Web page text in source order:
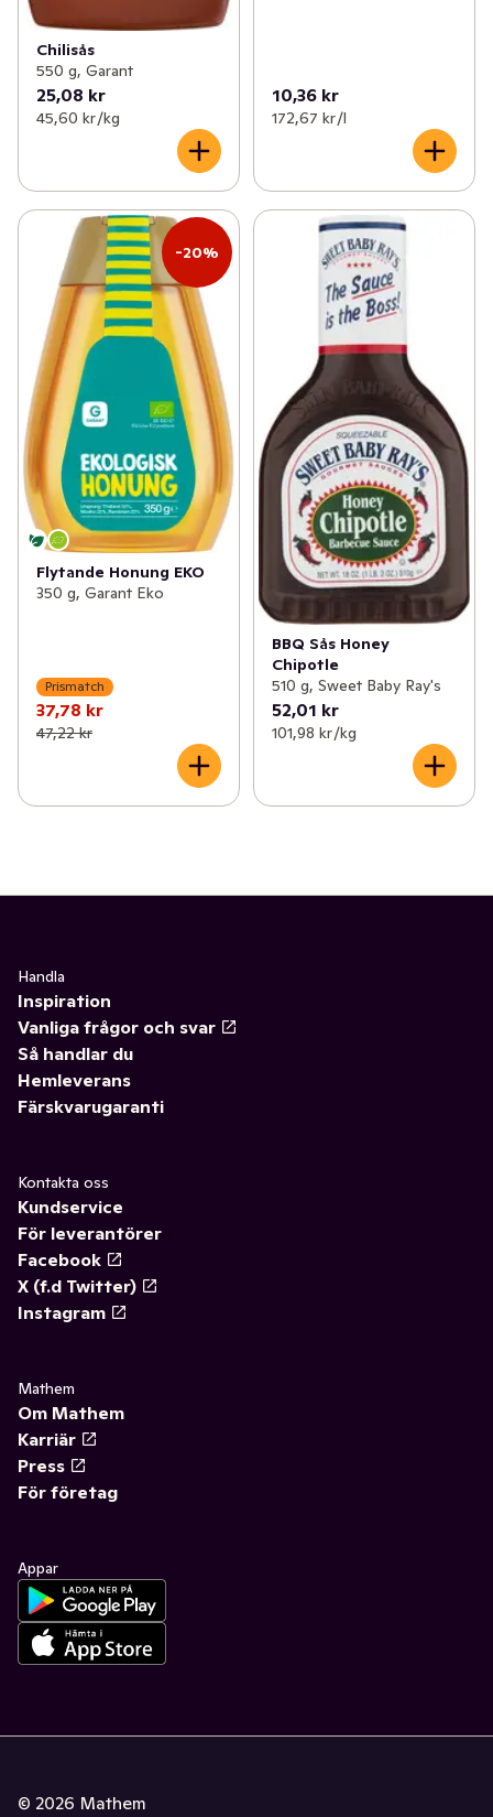
Chilisås
550 g, Garant
25,08 kr
45,60 kr /kg
10,36 kr
172,67 kr /l
-20%
Flytande Honung EKO
350 g, Garant Eko
Prismatch
37,78 kr
47,22 kr
BBQ Sås Honey
Chipotle
510 g, Sweet Baby Ray's
52,01 kr
101,98 kr /kg
Handla
Inspiration
Vanliga frågor och svar
Så handlar du
Hemleverans
Färskvarugaranti
Kontakta oss
Kundservice
För leverantörer
Facebook
X (f.d Twitter)
Instagram
Mathem
Om Mathem
Karriär
Press
För företag
Appar
© 2026 Mathem